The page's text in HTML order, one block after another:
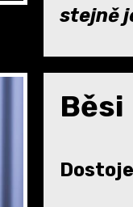
stejně
Běsi